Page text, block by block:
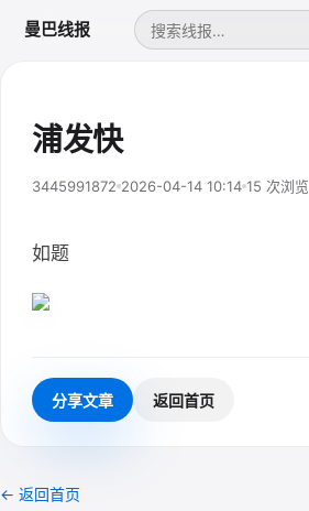
曼巴线报
浦发快
3445991872 2026-04-14 10:14 15 次浏览
如题
分享文章 返回首页
← 返回首页